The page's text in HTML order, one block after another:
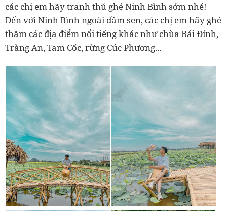
các chị em hãy tranh thủ ghé Ninh Bình sớm nhé!
Đến với Ninh Bình ngoài đầm sen, các chị em hãy ghé
thăm các địa điểm nổi tiếng khác như chùa Bái Đính,
Tràng An, Tam Cốc, rừng Cúc Phương...